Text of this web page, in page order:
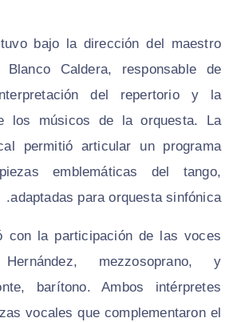
bajo la dirección del maestro
Blanco Caldera, responsable de
del repertorio y la
los músicos de la orquesta. La
permitió articular un programa
emblemáticas del tango,
adaptadas para orquesta sinfónica.
con la participación de las voces
mezzosoprano, y
barítono. Ambos intérpretes
vocales que complementaron el